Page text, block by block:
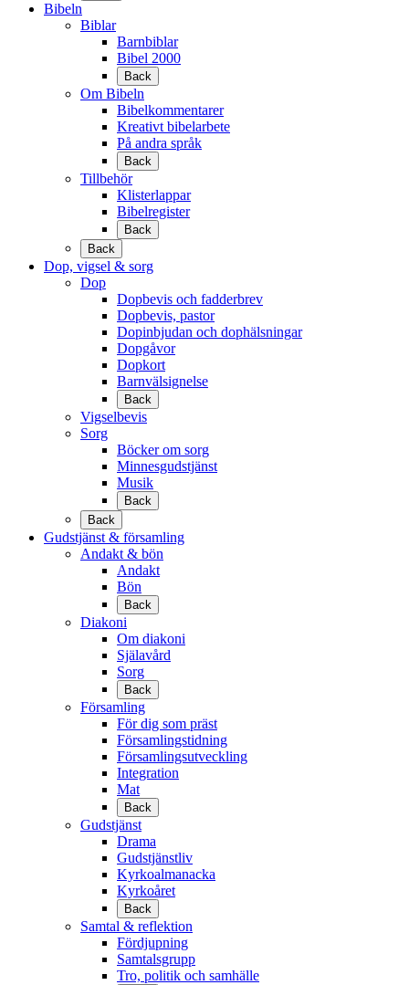
Bibeln
Biblar
Barnbiblar
Bibel 2000
Back
Om Bibeln
Bibelkommentarer
Kreativt bibelarbete
På andra språk
Back
Tillbehör
Klisterlappar
Bibelregister
Back
Back
Dop, vigsel & sorg
Dop
Dopbevis och fadderbrev
Dopbevis, pastor
Dopinbjudan och dophälsningar
Dopgåvor
Dopkort
Barnvälsignelse
Back
Vigselbevis
Sorg
Böcker om sorg
Minnesgudstjänst
Musik
Back
Back
Gudstjänst & församling
Andakt & bön
Andakt
Bön
Back
Diakoni
Om diakoni
Själavård
Sorg
Back
Församling
För dig som präst
Församlingstidning
Församlingsutveckling
Integration
Mat
Back
Gudstjänst
Drama
Gudstjänstliv
Kyrkoalmanacka
Kyrkoåret
Back
Samtal & reflektion
Fördjupning
Samtalsgrupp
Tro, politik och samhälle